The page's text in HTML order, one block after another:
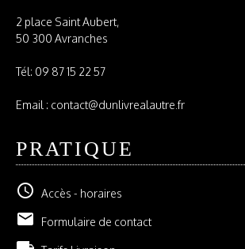
2 place Saint Aubert,
50 300 Avranches
Tél: 09 87 15 22 57
Email : contact@dunlivrealautre.fr
PRATIQUE
schedule Accès - horaires
email Formulaire de contact